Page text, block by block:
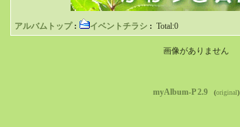
アルバムトップ: イベントチラシ : Total:0
画像がありません
myAlbum-P 2.9 (original)